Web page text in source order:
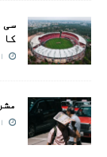
سی
کا